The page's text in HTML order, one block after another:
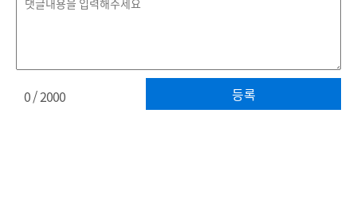
등록
0/ 2000